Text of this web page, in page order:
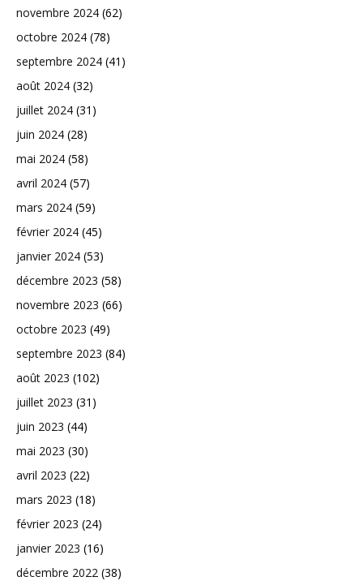
novembre 2024 (62)
octobre 2024 (78)
septembre 2024 (41)
août 2024 (32)
juillet 2024 (31)
juin 2024 (28)
mai 2024 (58)
avril 2024 (57)
mars 2024 (59)
février 2024 (45)
janvier 2024 (53)
décembre 2023 (58)
novembre 2023 (66)
octobre 2023 (49)
septembre 2023 (84)
août 2023 (102)
juillet 2023 (31)
juin 2023 (44)
mai 2023 (30)
avril 2023 (22)
mars 2023 (18)
février 2023 (24)
janvier 2023 (16)
décembre 2022 (38)